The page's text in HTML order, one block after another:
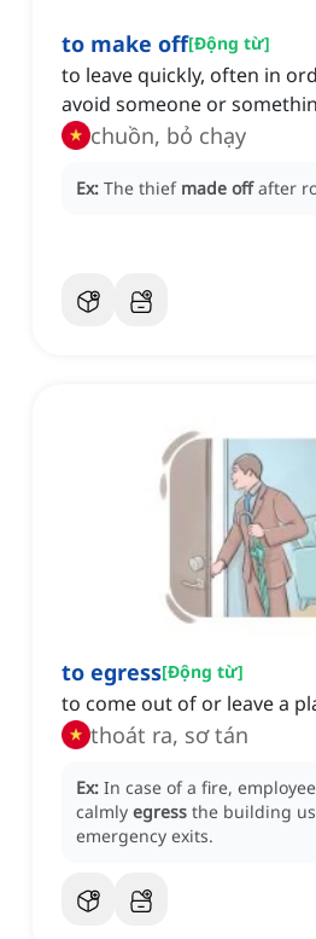
to make off[Động từ]
to leave quickly, often in
avoid someone or
chuồn, bỏ chạy
Ex: The thief made off after
to egress[Động từ]
to come out of or leave a
thoát ra, sơ tán
Ex: In case of a fire,
calmly egress the building
emergency exits.